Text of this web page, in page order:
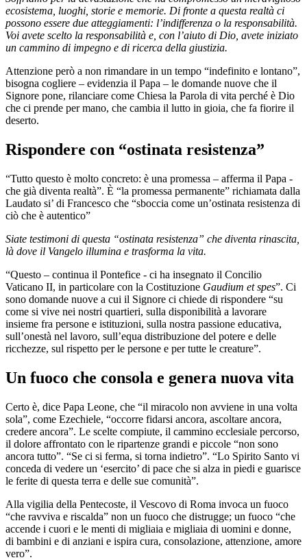
ecosistema, luoghi, storie e memorie. Di fronte a questa realtà ci
possono essere due atteggiamenti: l’indifferenza o la responsabilità.
Voi avete scelto la responsabilità e, con l’aiuto di Dio, avete iniziato
un cammino di impegno e di ricerca della giustizia.
Attenzione però a non rimandare in un tempo “indefinito e lontano”,
bisogna cogliere – evidenzia il Papa – le domande nuove che il
Signore pone, rilanciare come Chiesa la Parola di vita perché è Dio
che ci prende per mano, che cambia il lutto in gioia, che fa fiorire il
deserto.
Rispondere con “ostinata resistenza”
“Tutto questo è molto concreto: è una promessa – afferma il Papa -
che già diventa realtà”. È “la promessa permanente” richiamata dalla
Laudato si’ di Francesco che “sboccia come un’ostinata resistenza di
ciò che è autentico”
Siate testimoni di questa “ostinata resistenza” che diventa rinascita,
là dove il Vangelo illumina e trasforma la vita.
“Questo – continua il Pontefice - ci ha insegnato il Concilio
Vaticano II, in particolare con la Costituzione Gaudium et spes”. Ci
sono domande nuove a cui il Signore ci chiede di rispondere “su
come si vive nei nostri quartieri, sulla disponibilità a lavorare
insieme fra persone e istituzioni, sulla nostra passione educativa,
sull’onestà nel lavoro, sull’equa distribuzione del potere e delle
ricchezze, sul rispetto per le persone e per tutte le creature”.
Un fuoco che consola e genera nuova vita
Certo è, dice Papa Leone, che “il miracolo non avviene in una volta
sola”, come Ezechiele, “occorre fidarsi ancora, ascoltare ancora,
credere ancora”. Le scelte compiute, il cammino ecclesiale percorso,
il dolore affrontato con le ripartenze grandi e piccole “non sono
ancora tutto”. “Se ci si ferma, si torna indietro”. “Lo Spirito Santo vi
conceda di vedere un ‘esercito’ di pace che si alza in piedi e guarisce
le ferite di questa terra e delle sue comunità”.
Alla vigilia della Pentecoste, il Vescovo di Roma invoca un fuoco
“che ravviva e riscalda” non un fuoco che distrugge; un fuoco “che
accende i cuori e le menti di migliaia e migliaia di uomini e donne,
di bambini e di anziani e ispira cura, consolazione, attenzione, amore
vero”.